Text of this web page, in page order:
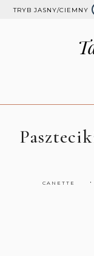
TRYB JASNY/CIEMNY
CANETTE